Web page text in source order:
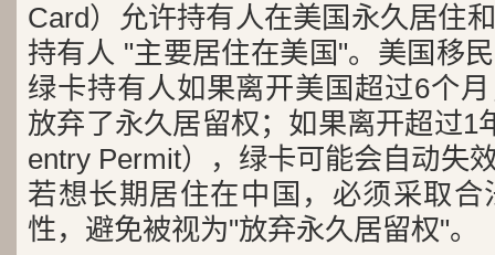
Card）允许持有人在美国永久居住
持有人 "主要居住在美国"。美国移
绿卡持有人如果离开美国超过6个
放弃了永久居留权；如果离开超过1
entry Permit），绿卡可能会自动失
若想长期居住在中国，必须采取
性，避免被视为"放弃永久居留权"。